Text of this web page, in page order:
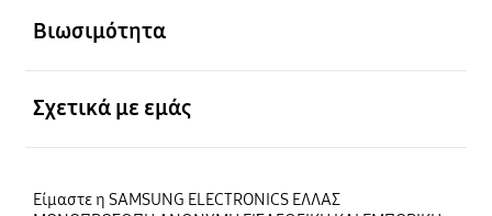
Βιωσιμότητα
Σχετικά με εμάς
Είμαστε η SAMSUNG ELECTRONICS ΕΛΛΑΣ